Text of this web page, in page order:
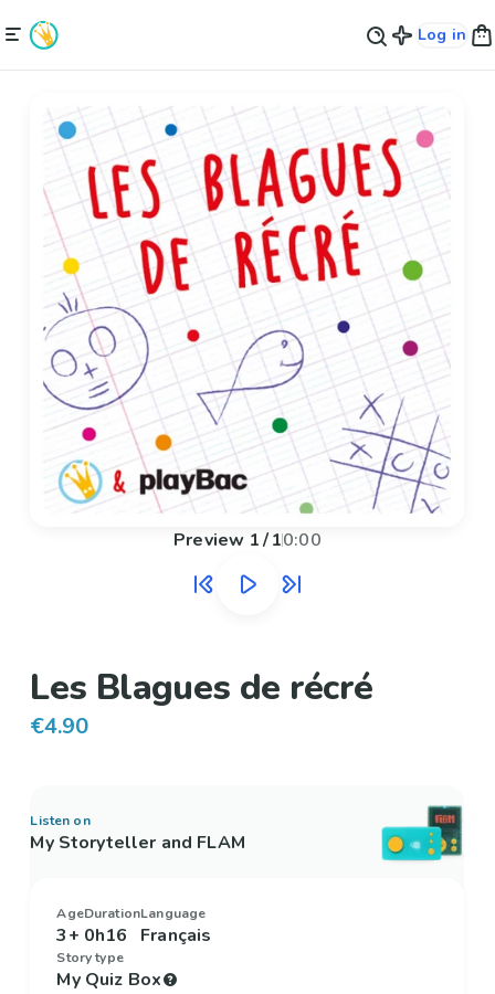
Log in
Preview 1/10:00
Les Blagues de récré
€4.90
Listen on
My Storyteller and FLAM
Age
3+
Duration
0h16
Language
Français
Story type
My Quiz Box